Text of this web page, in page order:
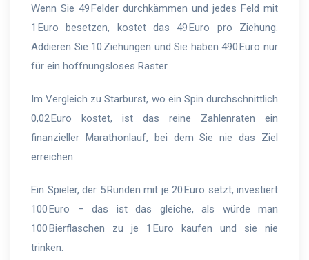
Wenn Sie 49 Felder durchkämmen und jedes Feld mit
1 Euro besetzen, kostet das 49 Euro pro Ziehung.
Addieren Sie 10 Ziehungen und Sie haben 490 Euro nur
für ein hoffnungsloses Raster.
Im Vergleich zu Starburst, wo ein Spin durchschnittlich
0,02 Euro kostet, ist das reine Zahlenraten ein
finanzieller Marathonlauf, bei dem Sie nie das Ziel
erreichen.
Ein Spieler, der 5 Runden mit je 20 Euro setzt, investiert
100 Euro – das ist das gleiche, als würde man
100 Bierflaschen zu je 1 Euro kaufen und sie nie
trinken.